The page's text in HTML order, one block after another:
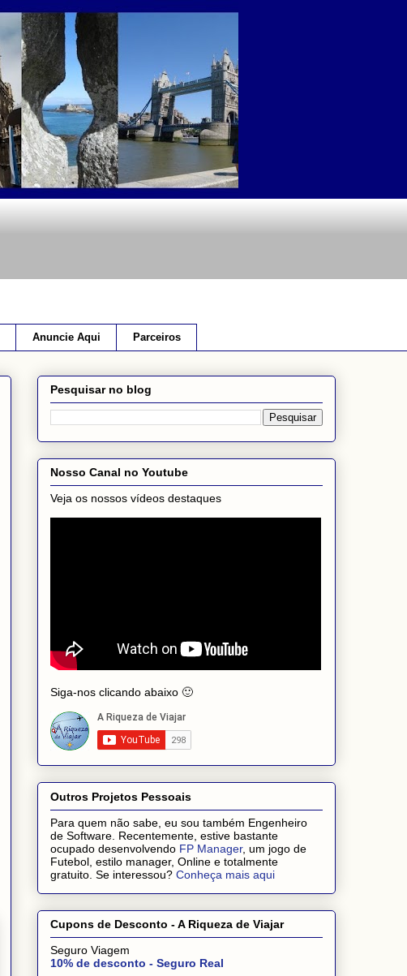
Anuncie Aqui Parceiros
Pesquisar no blog
Nosso Canal no Youtube
Veja os nossos vídeos destaques
Siga-nos clicando abaixo 🙂
Outros Projetos Pessoais
Para quem não sabe, eu sou também Engenheiro
de Software. Recentemente, estive bastante
ocupado desenvolvendo FP Manager, um jogo de
Futebol, estilo manager, Online e totalmente
gratuito. Se interessou? Conheça mais aqui
Cupons de Desconto - A Riqueza de Viajar
Seguro Viagem
10% de desconto - Seguro Real